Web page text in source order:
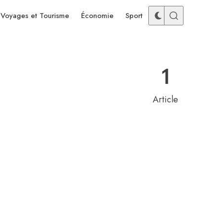
Voyages et Tourisme Économie Sport
1
Article